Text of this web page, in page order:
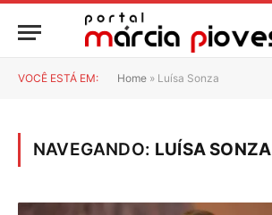
VOCÊ ESTÁ EM: Home » Luísa Sonza
NAVEGANDO: LUÍSA SONZA